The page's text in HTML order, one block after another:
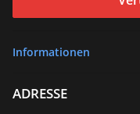
Informationen
ADRESSE